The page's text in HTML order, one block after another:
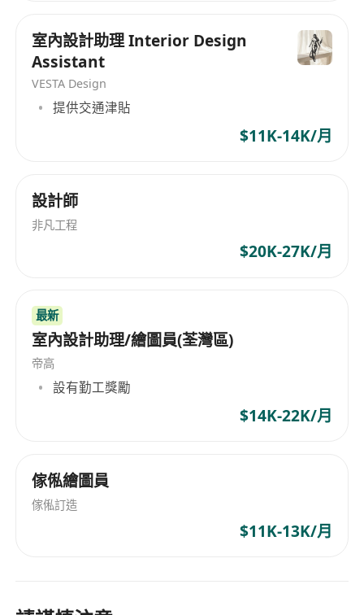
室內設計助理 Interior Design
Assistant
VESTA Design
提供交通津貼
$11K-14K/月
設計師
非凡工程
$20K-27K/月
最新
室內設計助理/繪圖員(荃灣區)
帝高
設有勤工獎勵
$14K-22K/月
傢俬繪圖員
傢俬訂造
$11K-13K/月